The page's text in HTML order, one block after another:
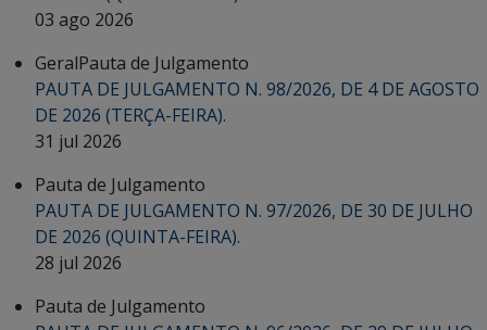
03 ago 2026
GeralPauta de Julgamento
PAUTA DE JULGAMENTO N. 98/2026, DE 4 DE AGOSTO
DE 2026 (TERÇA-FEIRA).
31 jul 2026
Pauta de Julgamento
PAUTA DE JULGAMENTO N. 97/2026, DE 30 DE JULHO
DE 2026 (QUINTA-FEIRA).
28 jul 2026
Pauta de Julgamento